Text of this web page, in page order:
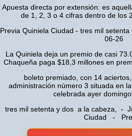
Apuesta directa por extensión: es
de 1, 2, 3 o 4 cifras dentro de los
Previa Quiniela Ciudad - tres mil
06-26
La Quiniela deja un premio de casi
Chaqueña paga $18,3 millones en
boleto premiado, con 14
administración número 3 situada en
celebrada ayer
tres mil setenta y dos a la cabeza, -
Ciudad -